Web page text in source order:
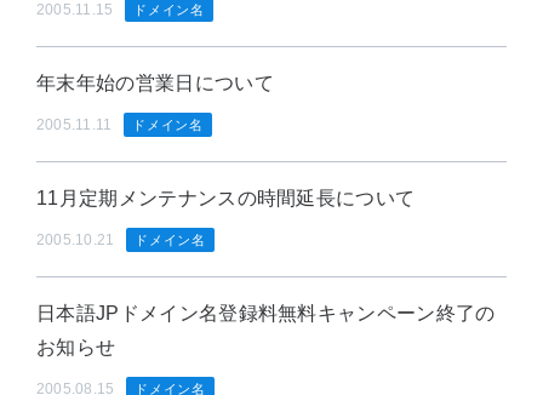
2005.11.15 ドメイン名
年末年始の営業日について
2005.11.11 ドメイン名
11月定期メンテナンスの時間延長について
2005.10.21 ドメイン名
日本語JPドメイン名登録料無料キャンペーン終了の
お知らせ
2005.08.15 ドメイン名